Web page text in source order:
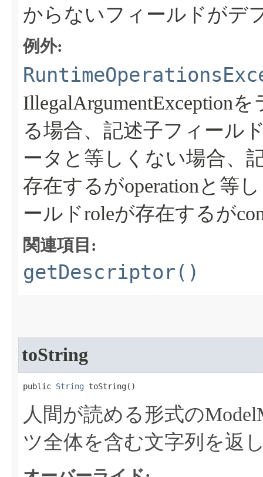
からないフィールドがデ
例外:
IllegalArgumentException
る場合、記述子フィール
ータと等しくない場合、
存在するがoperationと等
ールドroleが存在するが
関連項目:
getDescriptor()
toString
public String toString​()
人間が読める形式の
ツ全体を含む文字列を返